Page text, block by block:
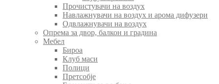
Прочистувачи на воздух
Навлажнувачи на воздух и арома дифузери
Одвлажнувачи на воздух
Опрема за двор, балкон и градина
Мебел
Бироа
Клуб маси
Полици
Претсобје